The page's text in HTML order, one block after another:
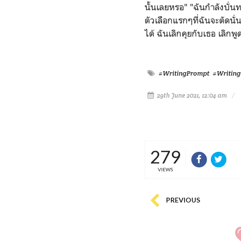
นั้นเลยหรอ" "ฉันกำลังบั่น
ตัวเลือกแรกๆที่ฉันจะตัดนั่
ได้ ฉันเลิกคุยกับเธอ เลิก
#WritingPrompt
29th June 2021, 12:04 am
279
VIEWS
PREVIOUS